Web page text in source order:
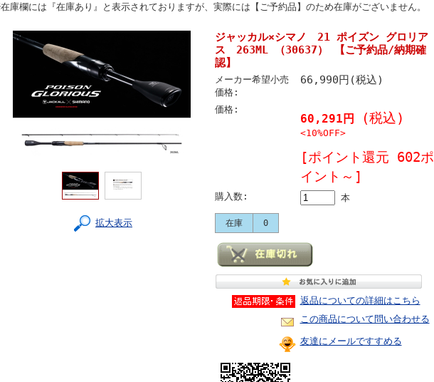
庫欄には『在庫あり』と表示されておりますが、実際には【ご予約品】のため在庫がございません。
拡大表示
ジャッカル×シマノ 21 ポイズン グロリア
ス 263ML （30637） 【ご予約品/納期確
認】
メーカー希望小売
価格:
66,990円(税込)
価格:
60,291円 (税込)
<10%OFF>
[ポイント還元 602ポ
イント～]
購入数: 本
在庫 0
返品についての詳細はこちら
この商品について問い合わせる
友達にメールですすめる